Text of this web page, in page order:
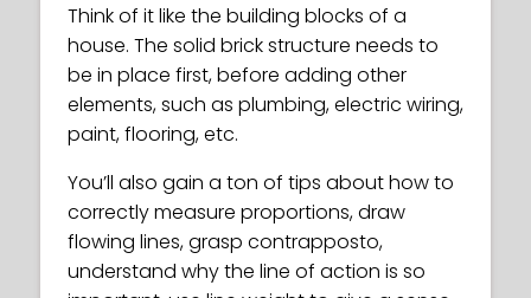
Think of it like the building blocks of a
house. The solid brick structure needs to
be in place first, before adding other
elements, such as plumbing, electric wiring,
paint, flooring, etc.
You’ll also gain a ton of tips about how to
correctly measure proportions, draw
flowing lines, grasp contrapposto,
understand why the line of action is so